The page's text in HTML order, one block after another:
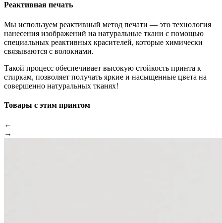
Реактивная печать
Мы используем реактивный метод печати — это технология
нанесения изображений на натуральные ткани с помощью
специальных реактивных красителей, которые химически
связываются с волокнами.
Такой процесс обеспечивает высокую стойкость принта к
стиркам, позволяет получать яркие и насыщенные цвета на
совершенно натуральных тканях!
Товары с этим принтом
←
→